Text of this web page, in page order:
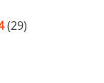
(29)